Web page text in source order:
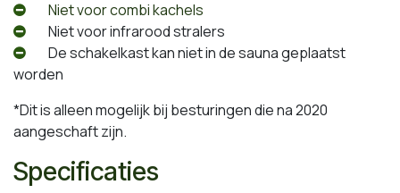
​Niet voor combi kachels
​Niet voor infrarood stralers
​De schakelkast kan niet in de sauna geplaatst
worden
*Dit is alleen mogelijk bij besturingen die na 2020
aangeschaft zijn.
Specificaties